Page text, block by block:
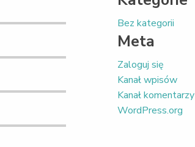
Bez kategorii
Meta
Zaloguj się
Kanał wpisów
Kanał komentarzy
WordPress.org